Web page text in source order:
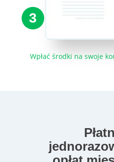
3
Wpłać środki na swoje